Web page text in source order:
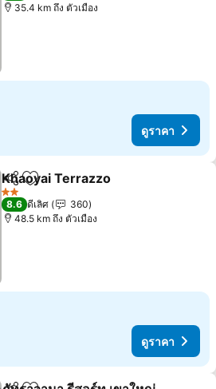
35.4 km ถึง ตัวเมือง
ดูราคา
แชร์ เพิ่มในรายการโปรด
Khaoyai Terrazzo
2 ดาว
8.6 ดีเลิศ
360
48.5 km ถึง ตัวเมือง
ดูราคา